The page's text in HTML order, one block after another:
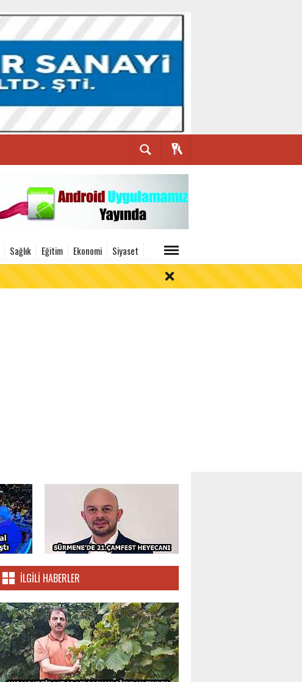
Sağlık Eğitim Ekonomi Siyaset
İLGILI HABERLER